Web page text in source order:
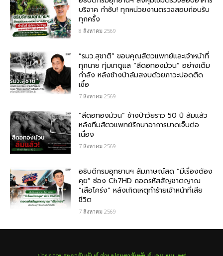
บริจาค​ กำชับ! ทุกหน่วยงานตรวจสอบก่อนรับ
ทุกครั้ง
8 สิงหาคม 2569
“รมว.สุชาติ” ขอบคุณสัตวแพทย์และเจ้าหน้าที่
ทุกนาย ทุ่มเทดูแล “สีดอทองม้วน” อย่างเต็ม
กำลัง หลังช้างป่าล้มสงบด้วยภาวะปอดติด
เชื้อ
7 สิงหาคม 2569
“สีดอทองม้วน” ช้างป่าวัยราว 50 ปี ล้มแล้ว
หลังทีมสัตวแพทย์รักษาอาการบาดเจ็บต่อ
เนื่อง
7 สิงหาคม 2569
อธิบดีกรมอุทยานฯ สัมภาษณ์สด “มีเรื่องต้อง
คุย” ช่อง Ch7HD ถอดรหัสสัญชาตญาณ
“เสือโคร่ง” หลังเกิดเหตุทำร้ายเจ้าหน้าที่เสีย
ชีวิต
7 สิงหาคม 2569